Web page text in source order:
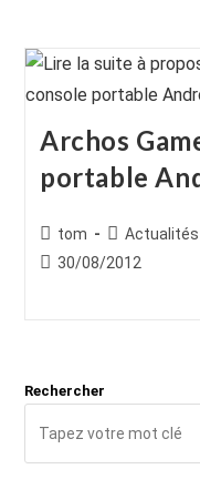
Archos
portable
Auteur/autrice
de
tom
Post
category:
Actualités
Publication
30/08/2012
Rechercher